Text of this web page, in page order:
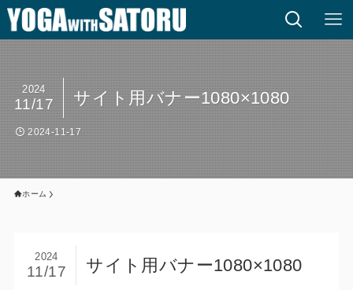
サイト用バナー1080×1080
2024
11/17
2024-11-17
ホーム
サイト用バナー1080×1080
2024
11/17